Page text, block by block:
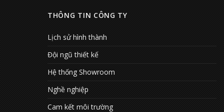
THÔNG TIN CÔNG TY
Lịch sử hình thành
Đội ngũ thiết kế
Hệ thống Showroom
Nghề nghiệp
Cam kết môi trường